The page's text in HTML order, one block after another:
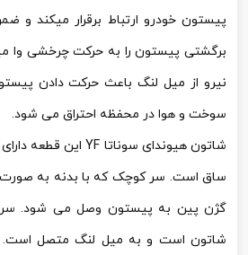
پیستون خودرو ارتباط برقرار میکند و
برگشتی پیستون را به حرکت چرخشی وا
نیرو از میل لنگ باعث حرکت دادن
سوخت و هوا در محفظه احتراق می شود.
شاتون هیوندای سوناتا YFاین قطعه
ساق است. سر کوچک که با بدنه به صورت
گژن پین به پیستون وصل می شود.
شاتون است و به میل لنگ متصل